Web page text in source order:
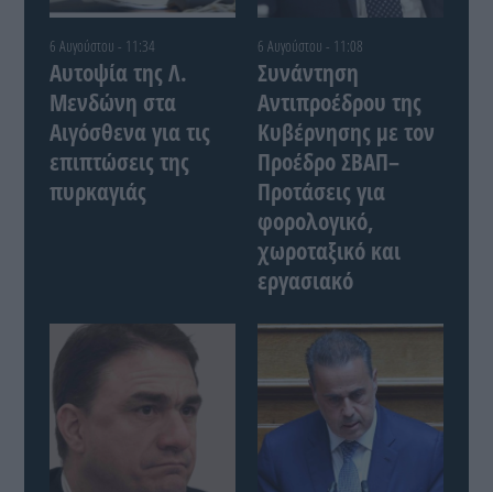
6 Αυγούστου - 11:34
Αυτοψία της Λ.
Μενδώνη στα
Αιγόσθενα για τις
επιπτώσεις της
πυρκαγιάς
6 Αυγούστου - 11:08
Συνάντηση
Αντιπροέδρου της
Κυβέρνησης με τον
Προέδρο ΣΒΑΠ–
Προτάσεις για
φορολογικό,
χωροταξικό και
εργασιακό